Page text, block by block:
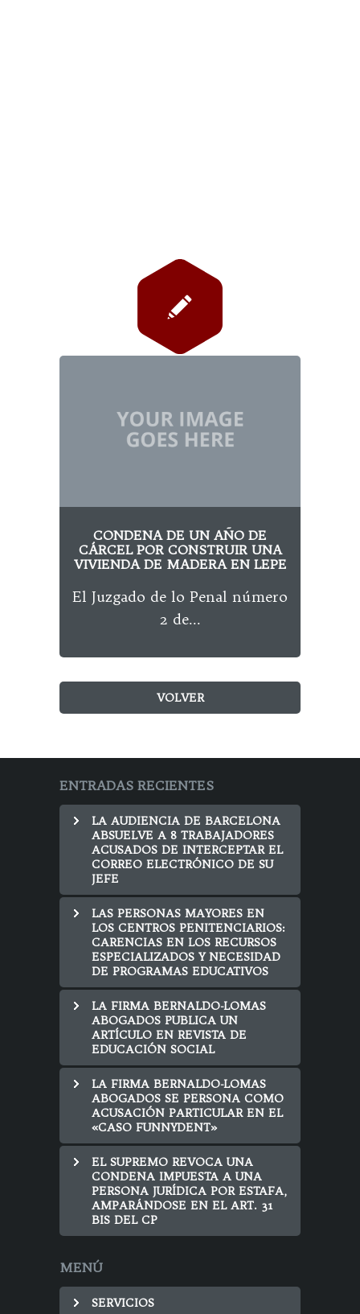
CONDENA DE UN AÑO DE
CÁRCEL POR CONSTRUIR UNA
VIVIENDA DE MADERA EN LEPE
El Juzgado de lo Penal número
2 de...
VOLVER
ENTRADAS RECIENTES
LA AUDIENCIA DE BARCELONA
ABSUELVE A 8 TRABAJADORES
ACUSADOS DE INTERCEPTAR EL
CORREO ELECTRÓNICO DE SU
JEFE
LAS PERSONAS MAYORES EN
LOS CENTROS PENITENCIARIOS:
CARENCIAS EN LOS RECURSOS
ESPECIALIZADOS Y NECESIDAD
DE PROGRAMAS EDUCATIVOS
LA FIRMA BERNALDO-LOMAS
ABOGADOS PUBLICA UN
ARTÍCULO EN REVISTA DE
EDUCACIÓN SOCIAL
LA FIRMA BERNALDO-LOMAS
ABOGADOS SE PERSONA COMO
ACUSACIÓN PARTICULAR EN EL
«CASO FUNNYDENT»
EL SUPREMO REVOCA UNA
CONDENA IMPUESTA A UNA
PERSONA JURÍDICA POR ESTAFA,
AMPARÁNDOSE EN EL ART. 31
BIS DEL CP
MENÚ
SERVICIOS